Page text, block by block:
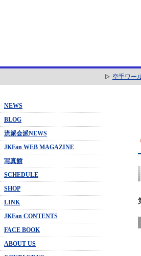
空手ワー
NEWS
BLOG
流派会派NEWS
JKFan WEB MAGAZINE
写真館
SCHEDULE
SHOP
LINK
JKFan CONTENTS
FACE BOOK
ABOUT US